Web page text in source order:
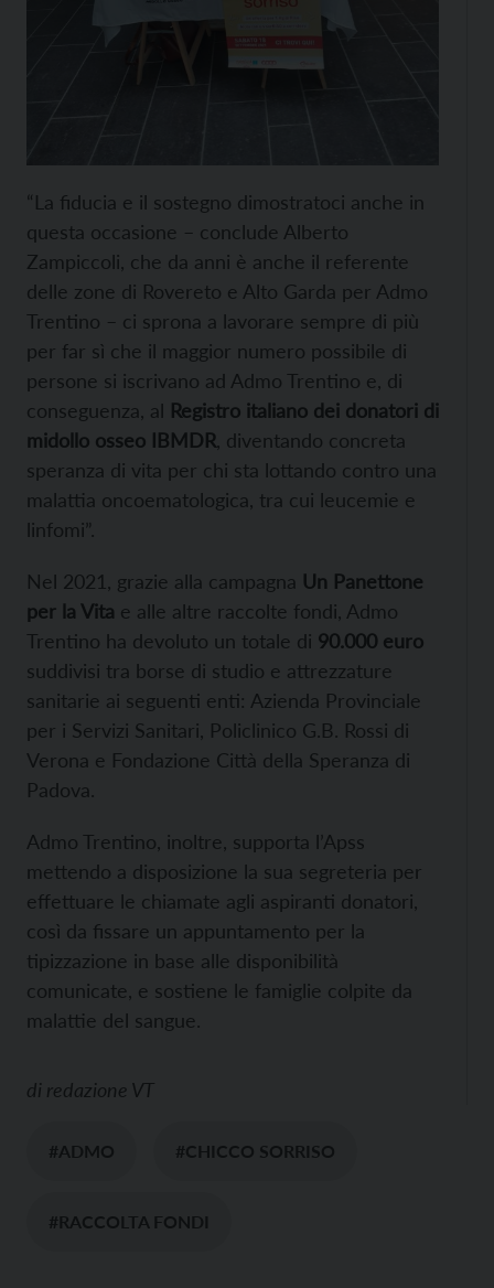
“La fiducia e il sostegno dimostratoci anche in
questa occasione – conclude Alberto
Zampiccoli, che da anni è anche il referente
delle zone di Rovereto e Alto Garda per Admo
Trentino – ci sprona a lavorare sempre di più
per far sì che il maggior numero possibile di
persone si iscrivano ad Admo Trentino e, di
conseguenza, al Registro italiano dei donatori di
midollo osseo IBMDR , diventando concreta
speranza di vita per chi sta lottando contro una
malattia oncoematologica, tra cui leucemie e
linfomi”.
Nel 2021, grazie alla campagna Un Panettone
per la Vita e alle altre raccolte fondi, Admo
Trentino ha devoluto un totale di 90.000 euro
suddivisi tra borse di studio e attrezzature
sanitarie ai seguenti enti: Azienda Provinciale
per i Servizi Sanitari, Policlinico G.B. Rossi di
Verona e Fondazione Città della Speranza di
Padova.
Admo Trentino, inoltre, supporta l’Apss
mettendo a disposizione la sua segreteria per
effettuare le chiamate agli aspiranti donatori,
così da fissare un appuntamento per la
tipizzazione in base alle disponibilità
comunicate, e sostiene le famiglie colpite da
malattie del sangue.
di redazione VT
#ADMO #CHICCO SORRISO
#RACCOLTA FONDI